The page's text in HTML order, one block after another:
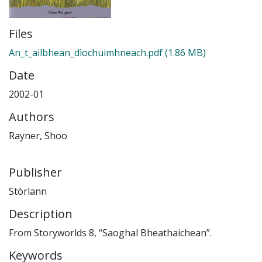
Files
An_t_ailbhean_dìochuimhneach.pdf(1.86 MB)
Date
2002-01
Authors
Rayner, Shoo
Publisher
Stòrlann
Description
From Storyworlds 8, “Saoghal Bheathaichean”.
Keywords